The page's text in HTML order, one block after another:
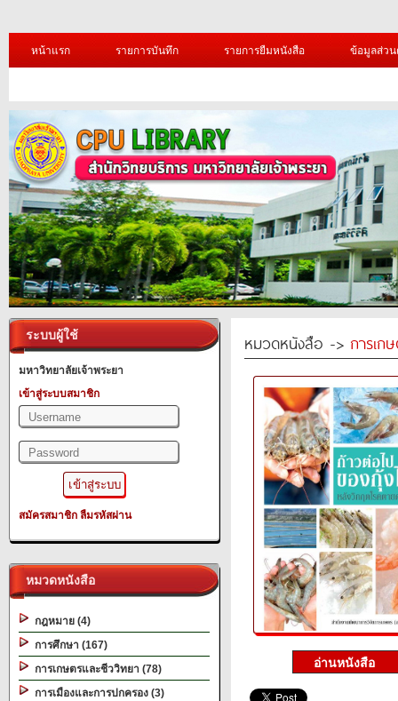
หน้าแรก รายการบันทึก รายการยืมหนังสือ ข้อมูลส่ว
ระบบผู้ใช้
มหาวิทยาลัยเจ้าพระยา
เข้าสู่ระบบสมาชิก
สมัครสมาชิก ลืมรหัสผ่าน
หมวดหนังสือ
กฎหมาย (4)
การศึกษา (167)
การเกษตรและชีววิทยา (78)
การเมืองและการปกครอง (3)
หมวดหนังสือ -> การเก